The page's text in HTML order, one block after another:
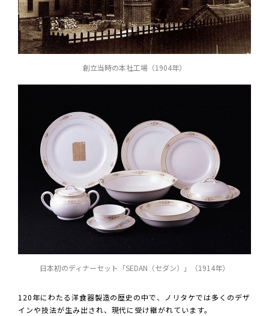
創立当時の本社工場（1904年）
日本初のディナーセット「SEDAN（セダン）」（1914年）
120年にわたる洋食器製造の歴史の中で、ノリタケでは多くのデザ
インや技法が生み出され、現代に受け継がれています。